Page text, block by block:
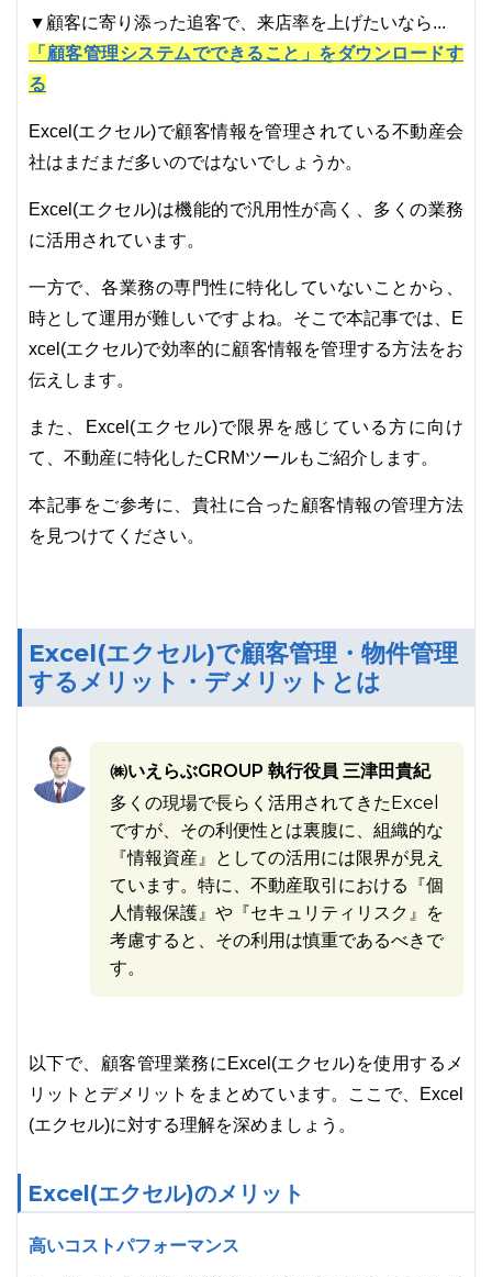
▼顧客に寄り添った追客で、来店率を上げたいなら...
「顧客管理システムでできること」をダウンロードす
る
Excel(エクセル)で顧客情報を管理されている不動産会
社はまだまだ多いのではないでしょうか。
Excel(エクセル)は機能的で汎用性が高く、多くの業務
に活用されています。
一方で、各業務の専門性に特化していないことから、
時として運用が難しいですよね。そこで本記事では、E
xcel(エクセル)で効率的に顧客情報を管理する方法をお
伝えします。
また、Excel(エクセル)で限界を感じている方に向け
て、不動産に特化したCRMツールもご紹介します。
本記事をご参考に、貴社に合った顧客情報の管理方法
を見つけてください。
Excel(エクセル)で顧客管理・物件管理
するメリット・デメリットとは
㈱いえらぶGROUP 執行役員 三津田貴紀
多くの現場で長らく活用されてきたExcel
ですが、その利便性とは裏腹に、組織的な
『情報資産』としての活用には限界が見え
ています。特に、不動産取引における『個
人情報保護』や『セキュリティリスク』を
考慮すると、その利用は慎重であるべきで
す。
以下で、顧客管理業務にExcel(エクセル)を使用するメ
リットとデメリットをまとめています。ここで、Excel
(エクセル)に対する理解を深めましょう。
Excel(エクセル)のメリット
高いコストパフォーマンス